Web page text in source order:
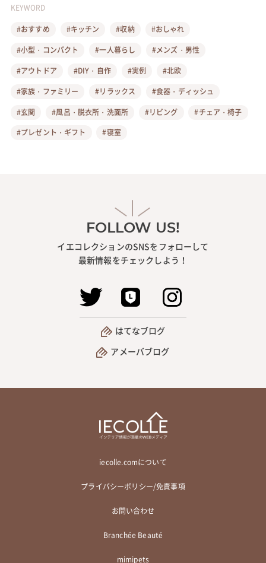
KEYWORD
#おすすめ
#キッチン #収納
#おしゃれ
#小型・コンパクト
#一人暮らし
#メンズ・男性
#アウトドア
#DIY・自作 #実例
#北欧
#家族・ファミリー
#リラックス
#食器・ディッシュ
#玄関
#風呂・脱衣所・洗面所 #リビング
#チェア・椅子
#プレゼント・ギフト
#寝室
FOLLOW US!
イエコレクションのSNSをフォローして
最新情報をチェックしよう！
はてなブログ
アメーバブログ
iecolle.comについて
プライバシーポリシー/免責事項
お問い合わせ
Branchée Beauté
mimipets